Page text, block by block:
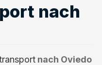
nach
nach Oviedo